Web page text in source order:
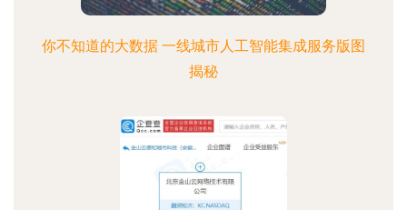
你不知道的大数据 一线城市人工智能集成服务版图
揭秘